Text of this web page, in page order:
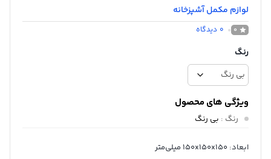
لوازم مکمل آشپزخانه
0
0 دیدگاه
رنگ
ویژگی های محصول
رنگ : بی رنگ
ابعاد: 150x150x150 میلی‌متر